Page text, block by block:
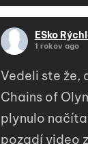
ESko
1 rokov ago
Vedeli ste že,
Chains of
plynulo
pozadí video